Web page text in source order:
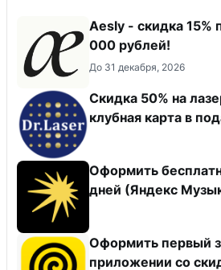
Aesly - скидка 15%
000 рублей!
До 31 декабря, 2026
Скидка 50% на
клубная карта в
Оформить
дней (Яндекс
Оформить первый
приложении со